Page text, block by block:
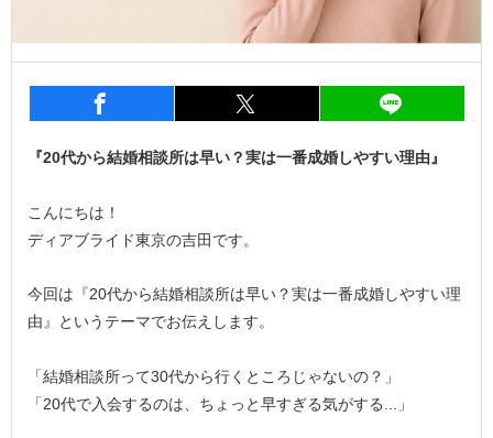
シェア シェア
『20代から結婚相談所は早い？実は一番成婚しやすい理由』
こんにちは！
ディアブライド東京の吉田です。
今回は『20代から結婚相談所は早い？実は一番成婚しやすい理
由』というテーマでお伝えします。
「結婚相談所って30代から行くところじゃないの？」
「20代で入会するのは、ちょっと早すぎる気がする...」